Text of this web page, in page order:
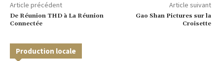
Article précédent
De Réunion THD à La Réunion
Connectée
Article suivant
Gao Shan Pictures sur la
Croisette
Production locale